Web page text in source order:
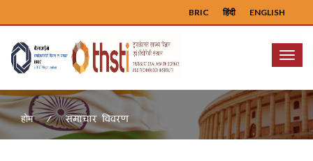
ENGLISH
हिंदी
BRIC
Menu
होम समाचार विवरण